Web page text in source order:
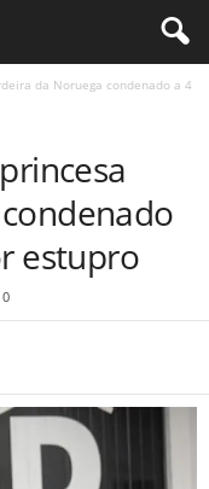
da Noruega condenado a 4
estupro
0